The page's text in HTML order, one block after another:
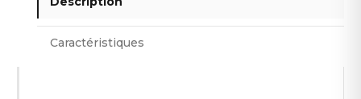
Caractéristiques